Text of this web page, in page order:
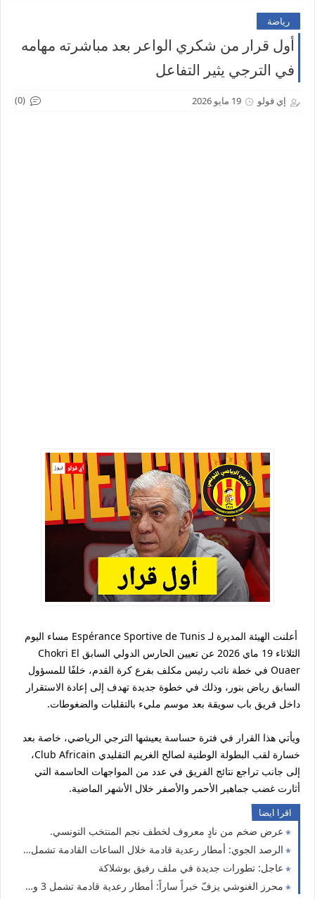
رياضة
أول قرار من شكري الواعر بعد مباشرته مهامه
في الترجي يثير التفاعل
إي قولو 19 مايو 2026 (0)
أعلنت الهيئة المديرة لـ Espérance Sportive de Tunis مساء اليوم
الثلاثاء 19 ماي 2026 عن تعيين الحارس الدولي السابق Chokri El
Ouaer في خطة نائب رئيس مكلف بفرع كرة القدم، خلفًا للمسؤول
السابق رياض بنور، وذلك في خطوة جديدة تهدف إلى إعادة الاستقرار
داخل فريق باب سويقة بعد موسم مليء بالتقلبات والضغوطات.
ويأتي هذا القرار في فترة حساسة يعيشها الترجي الرياضي، خاصة بعد
خسارة لقب البطولة الوطنية لصالح الغريم التقليدي Club Africain،
إلى جانب تراجع نتائج الفريق في عدد من المواجهات الحاسمة التي
أثارت غضب جماهير الأحمر والأصفر خلال الأشهر الماضية.
اقرا ايضا
عرض ضخم من نادٍ معروف لخطف نجم المنتخب التونسي.
الرصد الجوي: أمطار رعدية قادمة خلال الساعات القادمة تشمل ولايتين
عاجل: تطورات جديدة في ملف رفيق بوشلاكة
محرز الغنوشي يزفّ خبراً ساراً: أمطار رعدية قادمة تشمل 3 ولايات